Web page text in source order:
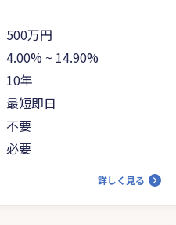
500万円
4.00% ~ 14.90%
10年
最短即日
不要
必要
詳しく見る